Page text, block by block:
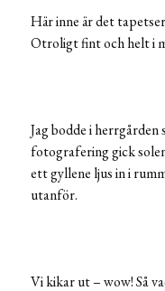
Här inne är det
Otroligt fint och helt i
Jag bodde i herrgården
fotografering gick
ett gyllene ljus in i
utanför.
Vi kikar ut – wow! Så